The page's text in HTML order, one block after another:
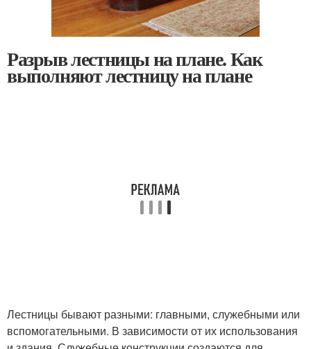
Разрыв лестницы на плане. Как
выполняют лестницу на плане
Лестницы бывают разными: главными, служебными или
вспомогательными. В зависимости от их использования